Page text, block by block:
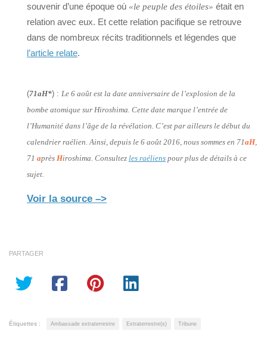
souvenir d’une époque où «le peuple des étoiles» était en
relation avec eux. Et cette relation pacifique se retrouve
dans de nombreux récits traditionnels et légendes que
l’article relate.
(71aH*) : Le 6 août est la date anniversaire de l’explosion de la
bombe atomique sur Hiroshima. Cette date marque l’entrée de
l’Humanité dans l’âge de la révélation. C’est par ailleurs le début du
calendrier raélien. Ainsi, depuis le 6 août 2016, nous sommes en 71aH,
71 après Hiroshima. Consultez les raéliens pour plus de détails à ce
sujet.
Voir la source –>
PARTAGER
Étiquettes : Ambassade extraterrestre Extraterrestre(s) Tribune